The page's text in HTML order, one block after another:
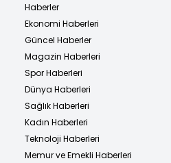
Haberler
Ekonomi Haberleri
Güncel Haberler
Magazin Haberleri
Spor Haberleri
Dünya Haberleri
Sağlık Haberleri
Kadın Haberleri
Teknoloji Haberleri
Memur ve Emekli Haberleri